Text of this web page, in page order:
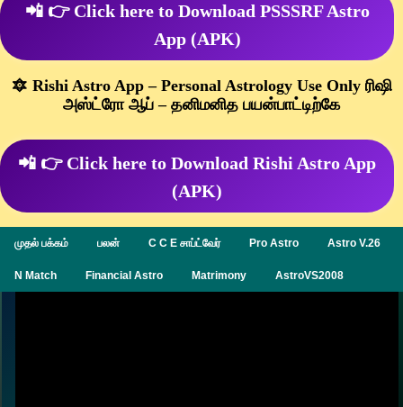
📲 👉 Click here to Download PSSSRF Astro
App (APK)
🔯 Rishi Astro App – Personal Astrology Use Only ரிஷி
அஸ்ட்ரோ ஆப் – தனிமனித பயன்பாட்டிற்கே
📲 👉 Click here to Download Rishi Astro App
(APK)
முதல் பக்கம் பலன் C C E சாப்ட்வேர் Pro Astro Astro V.26
N Match Financial Astro Matrimony AstroVS2008